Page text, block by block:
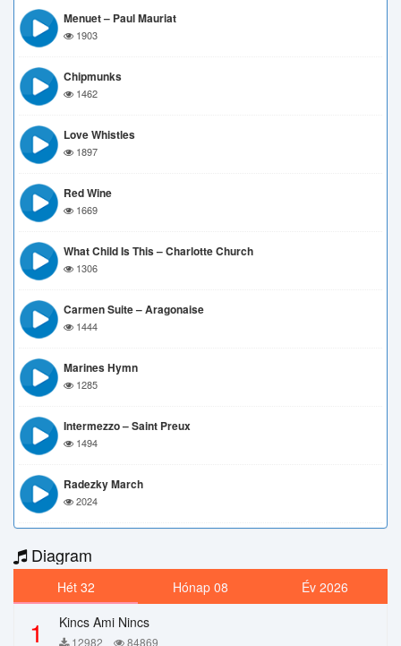
Menuet – Paul Mauriat
1903
Chipmunks
1462
Love Whistles
1897
Red Wine
1669
What Child Is This – Charlotte Church
1306
Carmen Suite – Aragonaise
1444
Marines Hymn
1285
Intermezzo – Saint Preux
1494
Radezky March
2024
Diagram
Hét 32 Hónap 08 Év 2026
1 Kincs Ami Nincs
12982 84869